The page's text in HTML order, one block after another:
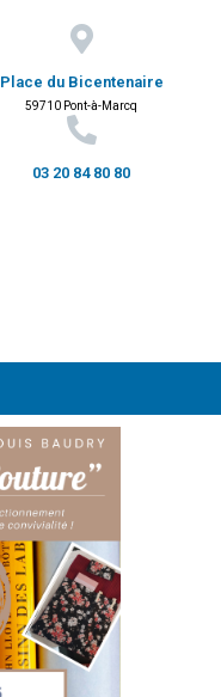
Place du Bicentenaire
59710 Pont-à-Marcq
03 20 84 80 80